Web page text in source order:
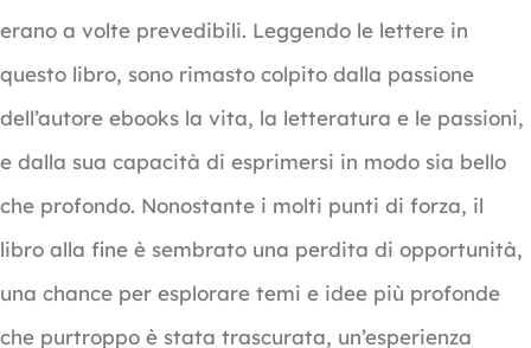
erano a volte prevedibili. Leggendo le lettere in
questo libro, sono rimasto colpito dalla passione
dell’autore ebooks la vita, la letteratura e le passioni,
e dalla sua capacità di esprimersi in modo sia bello
che profondo. Nonostante i molti punti di forza, il
libro alla fine è sembrato una perdita di opportunità,
una chance per esplorare temi e idee più profonde
che purtroppo è stata trascurata, un’esperienza